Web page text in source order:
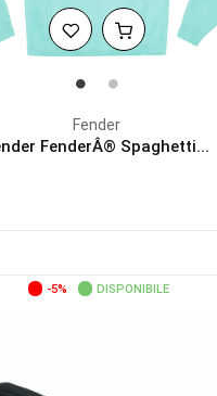
Fender
FenderÂ® Spaghetti...
-5% DISPONIBILE